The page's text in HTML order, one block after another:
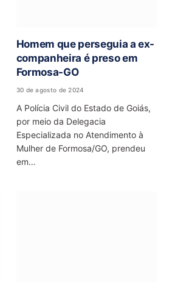
Homem que perseguia a ex-
companheira é preso em
Formosa-GO
30 de agosto de 2024
A Polícia Civil do Estado de Goiás,
por meio da Delegacia
Especializada no Atendimento à
Mulher de Formosa/GO, prendeu
em…